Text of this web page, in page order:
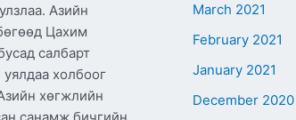
Азийн
Цахим
салбарт
холбоог
хөгжлийн
санамж бичгийн
March 2021
February 2021
January 2021
December 2020